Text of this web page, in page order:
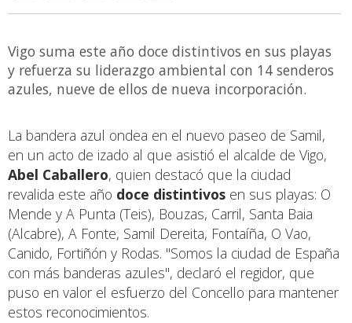
Vigo suma este año doce distintivos en sus playas
y refuerza su liderazgo ambiental con 14 senderos
azules, nueve de ellos de nueva incorporación.
La bandera azul ondea en el nuevo paseo de Samil,
en un acto de izado al que asistió el alcalde de Vigo,
Abel Caballero, quien destacó que la ciudad
revalida este año doce distintivos en sus playas: O
Mende y A Punta (Teis), Bouzas, Carril, Santa Baia
(Alcabre), A Fonte, Samil Dereita, Fontaíña, O Vao,
Canido, Fortiñón y Rodas. "Somos la ciudad de España
con más banderas azules", declaró el regidor, que
puso en valor el esfuerzo del Concello para mantener
estos reconocimientos.